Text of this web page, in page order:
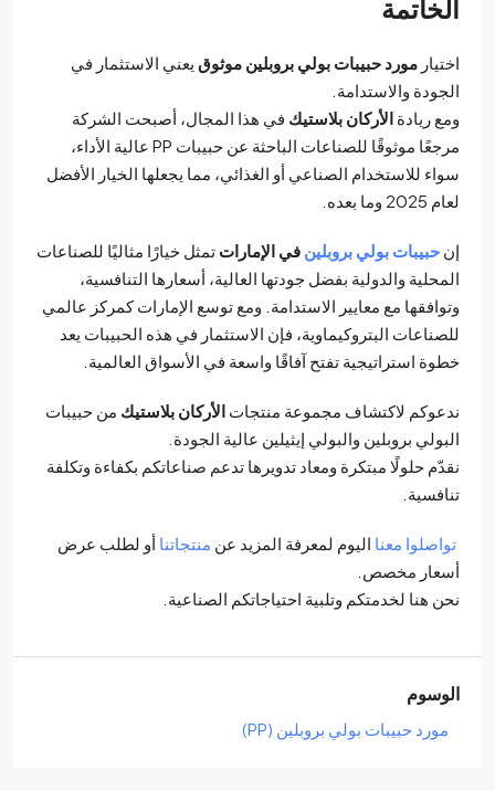
الخاتمة
اختيار مورد حبيبات بولي بروبلين موثوق يعني الاستثمار في
الجودة والاستدامة.
ومع ريادة الأركان بلاستيك في هذا المجال، أصبحت الشركة
مرجعًا موثوقًا للصناعات الباحثة عن حبيبات PP عالية الأداء،
سواء للاستخدام الصناعي أو الغذائي، مما يجعلها الخيار الأفضل
لعام 2025 وما بعده.
إن حبيبات بولي بروبلين في الإمارات تمثل خيارًا مثاليًا للصناعات
المحلية والدولية بفضل جودتها العالية، أسعارها التنافسية،
وتوافقها مع معايير الاستدامة. ومع توسع الإمارات كمركز عالمي
للصناعات البتروكيماوية، فإن الاستثمار في هذه الحبيبات يعد
خطوة استراتيجية تفتح آفاقًا واسعة في الأسواق العالمية.
ندعوكم لاكتشاف مجموعة منتجات الأركان بلاستيك من حبيبات
البولي بروبلين والبولي إيثيلين عالية الجودة.
نقدّم حلولًا مبتكرة ومعاد تدويرها تدعم صناعاتكم بكفاءة وتكلفة
تنافسية.
تواصلوا معنا اليوم لمعرفة المزيد عن منتجاتنا أو لطلب عرض
أسعار مخصص.
نحن هنا لخدمتكم وتلبية احتياجاتكم الصناعية.
الوسوم
مورد حبيبات بولي بروبلين (PP)